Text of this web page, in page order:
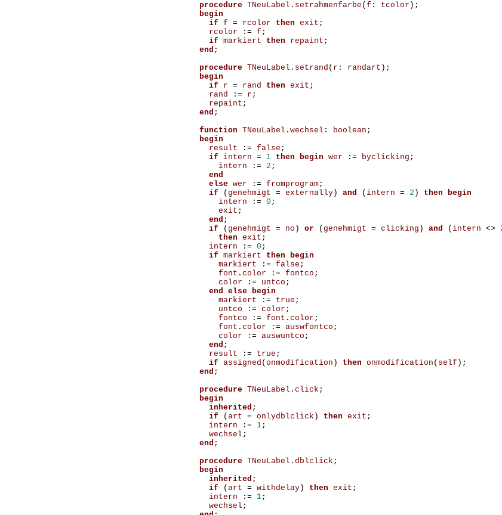
procedure TNeuLabel . setrahmenfarbe ( f : tcolor );
begin
if f = rcolor then exit ;
rcolor
:= f ;
if markiert then repaint ;
end ;
procedure TNeuLabel . setrand ( r : randart );
begin
if
r = rand then exit ;
rand
:= r ;
repaint ;
end ;
function TNeuLabel . wechsel : boolean ;
begin
result
:= false ;
if
intern = 1 then begin wer := byclicking ;
intern
:= 2 ;
end
else wer := fromprogram;
if
( genehmigt = externally) and ( intern = 2 ) then begin
intern
:= 0 ;
exit ;
end ;
if
( genehmigt = no ) or ( genehmigt = clicking ) and ( intern <>
then exit ;
intern
:= 0 ;
if markiert then begin
markiert
:= false ;
font . color := fontco ;
color
:= untco ;
end else begin
markiert
:= true ;
untco
:= color ;
fontco
:= font . color ;
font . color := auswfontco ;
color
:= auswuntco ;
end ;
result
:= true ;
if assigned ( onmodification ) then onmodification ( self );
end ;
procedure TNeuLabel . click ;
begin
inherited ;
if
( art = onlydblclick ) then exit ;
intern
:= 1;
wechsel ;
end ;
procedure TNeuLabel . dblclick ;
begin
inherited ;
if
( art = withdelay) then exit ;
intern
:= 1;
wechsel ;